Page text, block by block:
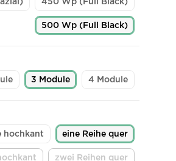
450 Wp (Full Black)
500 Wp (Full Black)
3 Module 4 Module
hochkant eine Reihe quer
zwei Reihen quer